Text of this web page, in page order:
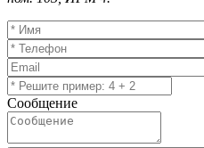
Сообщение